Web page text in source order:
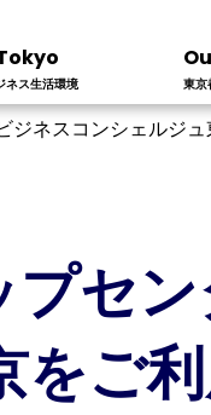
ネス生活環境 東京
ジネスコンシェルジ
セ
をご